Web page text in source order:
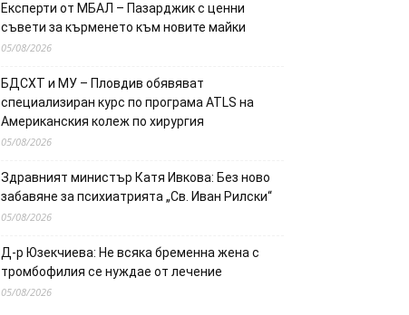
Експерти от МБАЛ – Пазарджик с ценни
съвети за кърменето към новите майки
05/08/2026
БДСХТ и МУ – Пловдив обявяват
специализиран курс по програма ATLS на
Американския колеж по хирургия
05/08/2026
Здравният министър Катя Ивкова: Без ново
забавяне за психиатрията „Св. Иван Рилски“
05/08/2026
Д-р Юзекчиева: Не всяка бременна жена с
тромбофилия се нуждае от лечение
05/08/2026